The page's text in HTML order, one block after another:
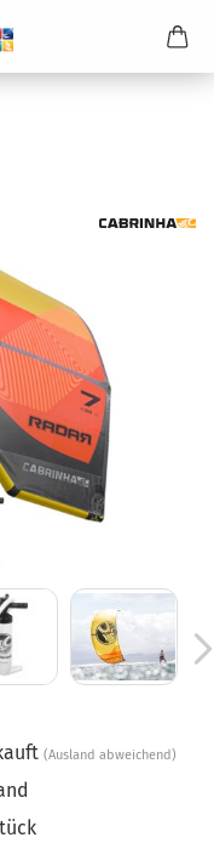
(Ausland abweichend)